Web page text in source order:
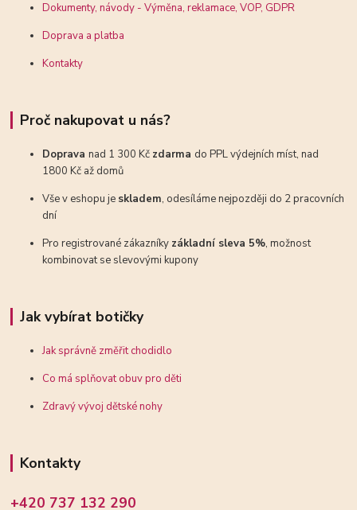
Dokumenty, návody - Výměna, reklamace, VOP, GDPR
Doprava a platba
Kontakty
Proč nakupovat u nás?
Dopravanad 1 300 Kč zdarma do PPL výdejních míst, nad
1800 Kč až domů
Vše v eshopu je skladem, odesíláme nejpozději do 2 pracovních
dní
Pro registrované zákazníky základní sleva 5%, možnost
kombinovat se slevovými kupony
Jak vybírat botičky
Jak správně změřit chodidlo
Co má splňovat obuv pro děti
Zdravý vývoj dětské nohy
Kontakty
+420 737 132 290